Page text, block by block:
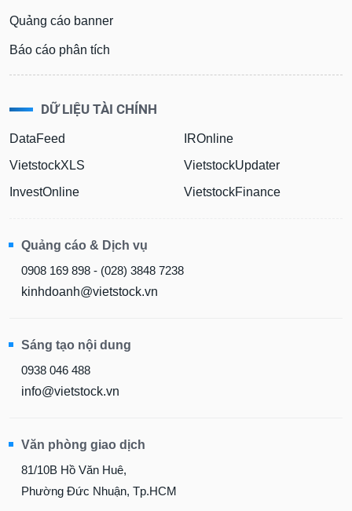
Quảng cáo banner
Báo cáo phân tích
DỮ LIỆU TÀI CHÍNH
DataFeed
VietstockXLS
InvestOnline
IROnline
VietstockUpdater
VietstockFinance
Quảng cáo & Dịch vụ
0908 169 898 - (028) 3848 7238
kinhdoanh@vietstock.vn
Sáng tạo nội dung
0938 046 488
info@vietstock.vn
Văn phòng giao dịch
81/10B Hồ Văn Huê,
Phường Đức Nhuận, Tp.HCM